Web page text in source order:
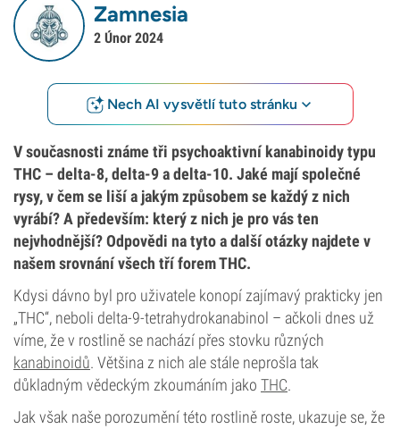
Zamnesia
2 Únor 2024
Nech AI vysvětlí tuto stránku
V současnosti známe tři psychoaktivní kanabinoidy typu
THC – delta-8, delta-9 a delta-10. Jaké mají společné
rysy, v čem se liší a jakým způsobem se každý z nich
vyrábí? A především: který z nich je pro vás ten
nejvhodnější? Odpovědi na tyto a další otázky najdete v
našem srovnání všech tří forem THC.
Kdysi dávno byl pro uživatele konopí zajímavý prakticky jen
„THC“, neboli delta-9-tetrahydrokanabinol – ačkoli dnes už
víme, že v rostlině se nachází přes stovku různých
kanabinoidů. Většina z nich ale stále neprošla tak
důkladným vědeckým zkoumáním jako THC.
Jak však naše porozumění této rostlině roste, ukazuje se, že